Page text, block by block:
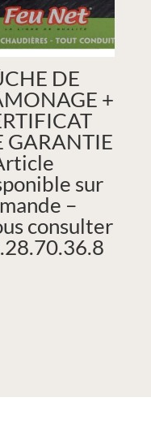
DE
+
GARANTIE
sur
–
consulter